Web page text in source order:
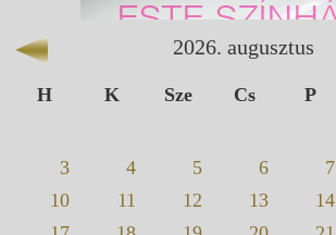
2026. augusztus
H K Sze Cs P
3
4 5 6 7
10
11 12 13 14